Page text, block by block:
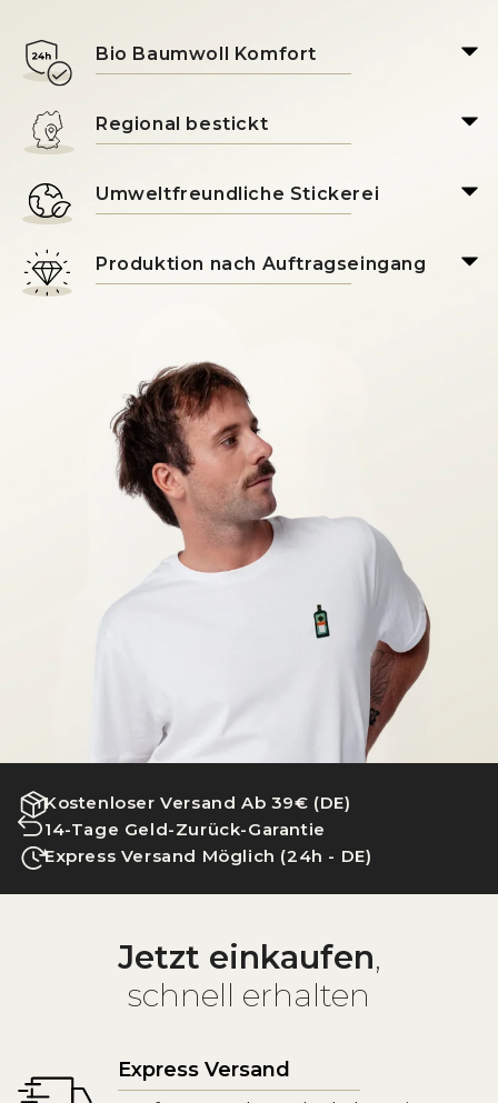
Bio Baumwoll Komfort
Regional bestickt
Umweltfreundliche Stickerei
Produktion nach Auftragseingang
Kostenloser Versand Ab 39€ (DE)
14-Tage Geld-Zurück-Garantie
Express Versand Möglich (24h - DE)
Jetzt einkaufen,
schnell erhalten
Express Versand